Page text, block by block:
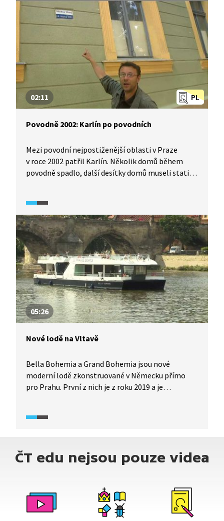
PL
02:11
Povodně 2002: Karlín po povodních
Mezi povodní nejpostiženější oblasti v Praze
v roce 2002 patřil Karlín. Několik domů během
povodně spadlo, další desítky domů museli statici
prospěla. Karlín se po povodních proměnil
v moderní rezidenční čtvrť, která je vyhledávaná
nejen pro bydlení, ale i pro podnikatele.
05:26
Nové lodě na Vltavě
Bella Bohemia a Grand Bohemia jsou nové
moderní lodě zkonstruované v Německu přímo
pro Prahu. První z nich je z roku 2019 a je
z plavidel na klasický naftový pohon. Jedná se
ČT edu nejsou pouze videa